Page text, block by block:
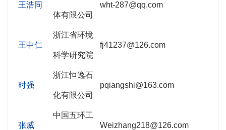
王浩同
体有限公司
wht-287@qq.com
王中仁
浙江省环境
科学研究院
fj41237@126.com
时强
浙江恒逸石
化有限公司
pqiangshi@163.com
张威
中国五环工
Weizhang218@126.com